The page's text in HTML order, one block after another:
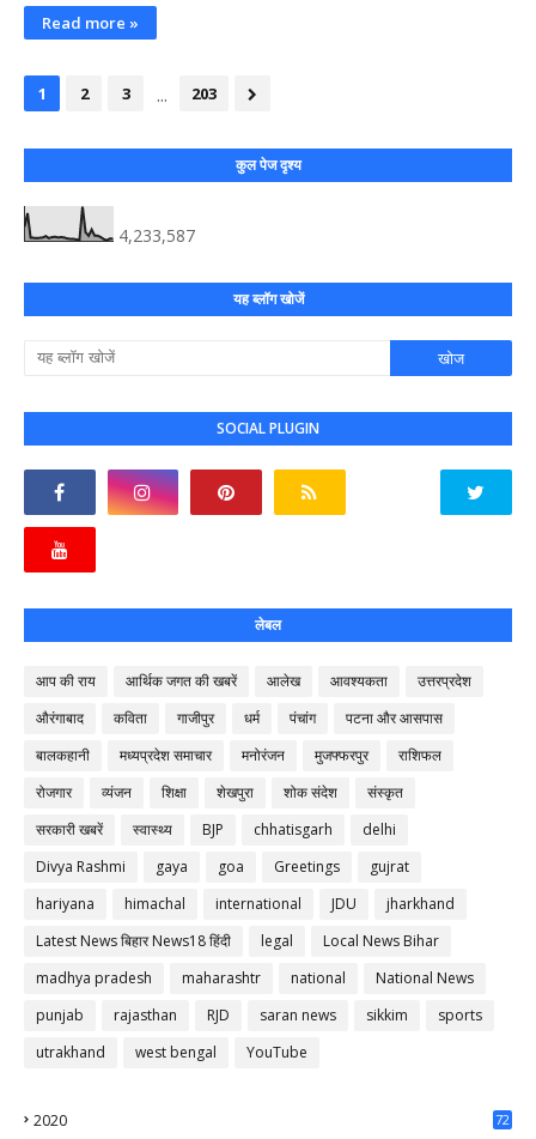
Read more »
1 2 3 ... 203
कुल पेज दृश्य
4,233,587
यह ब्लॉग खोजें
SOCIAL PLUGIN
लेबल
आप की राय आर्थिक जगत की खबरें आलेख आवश्यकता
उत्तरप्रदेश
औरंगाबाद
कविता गाजीपुर धर्म पंचांग
पटना और आसपास
बालकहानी
मध्यप्रदेश समाचार मनोरंजन मुजफ्फरपुर
राशिफल
रोजगार
व्यंजन शिक्षा शेखपुरा शोक संदेश
संस्कृत
सरकारी खबरें
स्वास्थ्य BJP chhatisgarh
delhi
Divya Rashmi
gaya goa Greetings
gujrat
hariyana
himachal international JDU
jharkhand
Latest News बिहार News18 हिंदी
legal
Local News Bihar
madhya pradesh
maharashtr national
National News
punjab
rajasthan RJD saran news sikkim
sports
utrakhand
west bengal YouTube
2020
72